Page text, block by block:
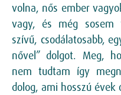
volna, nős ember
vagy, és még sosem
szívű, csodálatosabb,
nővel” dolgot. Meg,
nem tudtam így
dolog, ami hosszú